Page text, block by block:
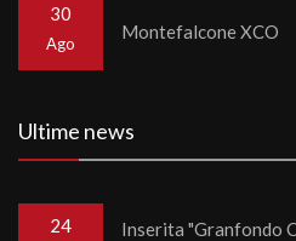
30
Ago
Montefalcone XCO
Ultime news
24
Inserita "Granfondo